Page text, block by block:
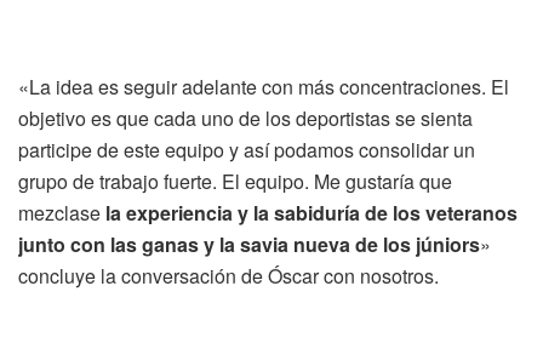
«La idea es seguir adelante con más concentraciones. El
objetivo es que cada uno de los deportistas se sienta
participe de este equipo y así podamos consolidar un
grupo de trabajo fuerte. El equipo. Me gustaría que
mezclase la experiencia y la sabiduría de los veteranos
junto con las ganas y la savia nueva de los júniors»
concluye la conversación de Óscar con nosotros.